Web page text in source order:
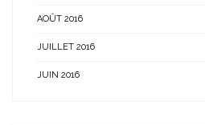
AOÛT 2016
JUILLET 2016
JUIN 2016